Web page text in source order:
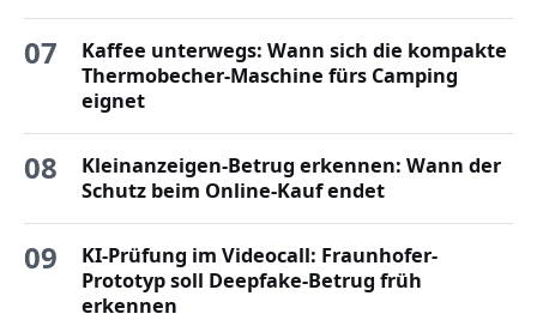
07
Kaffee unterwegs: Wann sich die kompakte
Thermobecher-Maschine fürs Camping
eignet
08
Kleinanzeigen-Betrug erkennen: Wann der
Schutz beim Online-Kauf endet
09
KI-Prüfung im Videocall: Fraunhofer-
Prototyp soll Deepfake-Betrug früh
erkennen